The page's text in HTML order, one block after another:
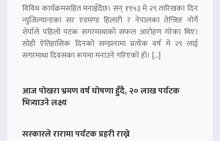
विविध कार्यक्रमसहित मनाइँदैछ। सन् १९५३ मे २९ तारिखका दिन
न्युजिल्यान्डका सर एडमण्ड हिलारी र नेपालका तेन्जिङ नोर्गे
शेर्पाले पहिलो पटक सगरमाथाको सफल आरोहण गरेका थिए।
सोही ऐतिहासिक दिनको सम्झनामा प्रत्येक वर्ष मे २९ लाई
सगरमाथा दिवसका रूपमा मनाउने गरिएको हो। […]
आज पोखरा भ्रमण वर्ष घोषणा हुँदै, २० लाख पर्यटक
भित्र्याउने लक्ष्य
सरकारले रारामा पर्यटक प्रहरी राख्ने